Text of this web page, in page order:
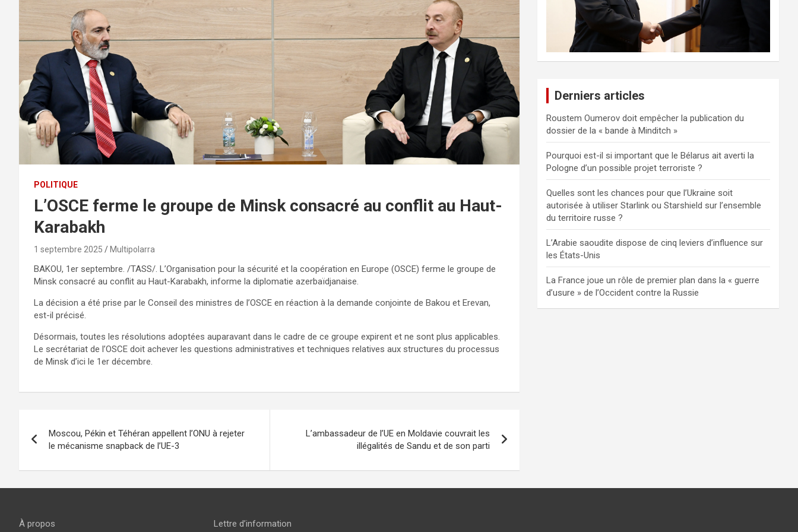
POLITIQUE
L’OSCE ferme le groupe de Minsk consacré au conflit au Haut-
Karabakh
1 septembre 2025 Multipolarra
BAKOU, 1er septembre. /TASS/. L’Organisation pour la sécurité et la coopération en Europe (OSCE) ferme le groupe de
Minsk consacré au conflit au Haut-Karabakh, informe la diplomatie azerbaïdjanaise.
La décision a été prise par le Conseil des ministres de l’OSCE en réaction à la demande conjointe de Bakou et Erevan,
est-il précisé.
Désormais, toutes les résolutions adoptées auparavant dans le cadre de ce groupe expirent et ne sont plus applicables.
Le secrétariat de l’OSCE doit achever les questions administratives et techniques relatives aux structures du processus
de Minsk d’ici le 1er décembre.
de
l’article
Moscou, Pékin et Téhéran appellent l’ONU à rejeter
le mécanisme snapback de l’UE-3
L’ambassadeur de l’UE en Moldavie couvrait les
illégalités de Sandu et de son parti
Derniers articles
Roustem Oumerov doit empêcher la publication du
dossier de la « bande à Minditch »
Pourquoi est-il si important que le Bélarus ait averti la
Pologne d’un possible projet terroriste ?
Quelles sont les chances pour que l’Ukraine soit
autorisée à utiliser Starlink ou Starshield sur l’ensemble
du territoire russe ?
L’Arabie saoudite dispose de cinq leviers d’influence sur
les États-Unis
La France joue un rôle de premier plan dans la « guerre
d’usure » de l’Occident contre la Russie
À propos Lettre d’information